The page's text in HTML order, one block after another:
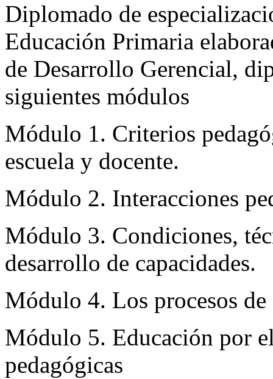
Diplomado de
Educación Primaria
de Desarrollo Gerencial,
siguientes módulos
Módulo 1. Criterios
escuela y docente.
Módulo 2. Interacciones
Módulo 3. Condiciones,
desarrollo de capacidades.
Módulo 4. Los procesos de
Módulo 5. Educación por
pedagógicas